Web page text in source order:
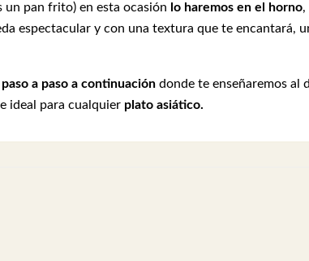
un pan frito) en esta ocasión lo haremos en el horno,
espectacular y con una textura que te encantará,
a paso a continuación donde te enseñaremos al
ideal para cualquier plato asiático.